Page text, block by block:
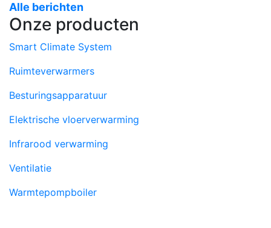
Alle berichten
Onze producten
Smart Climate System
Ruimteverwarmers
Besturingsapparatuur
Elektrische vloerverwarming
Infrarood verwarming
Ventilatie
Warmtepompboiler